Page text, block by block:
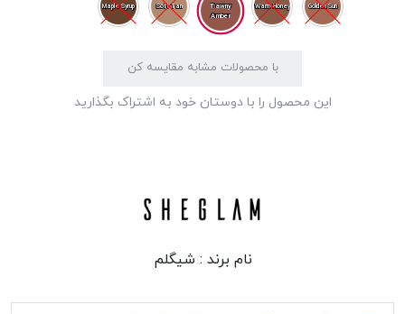
Golden Sun
Warm Honey
Tawny
Amber
Soft Tan
Maple Syrup
با محصولات مشابه مقایسه کن
این محصول را با دوستان خود به اشتراک بگذارید
نام برند : شیگلم